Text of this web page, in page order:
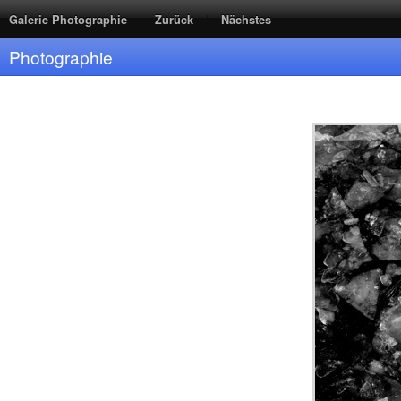
Photographie
Galerie Photographie | Zurück | Nächstes